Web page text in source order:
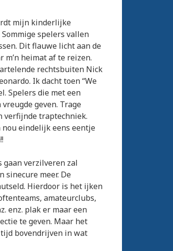
mijn kinderlijke
spelers vallen
Dit flauwe licht aan de
heimat af te reizen.
rechtsbuiten Nick
Ik dacht toen “We
Spelers die met een
geven. Trage
verfijnde traptechniek.
eindelijk eens eentje
gaan verzilveren zal
sinecure meer. De
Hierdoor is het ijken
amateurclubs,
enz. plak er maar een
te geven. Maar het
bovendrijven in wat